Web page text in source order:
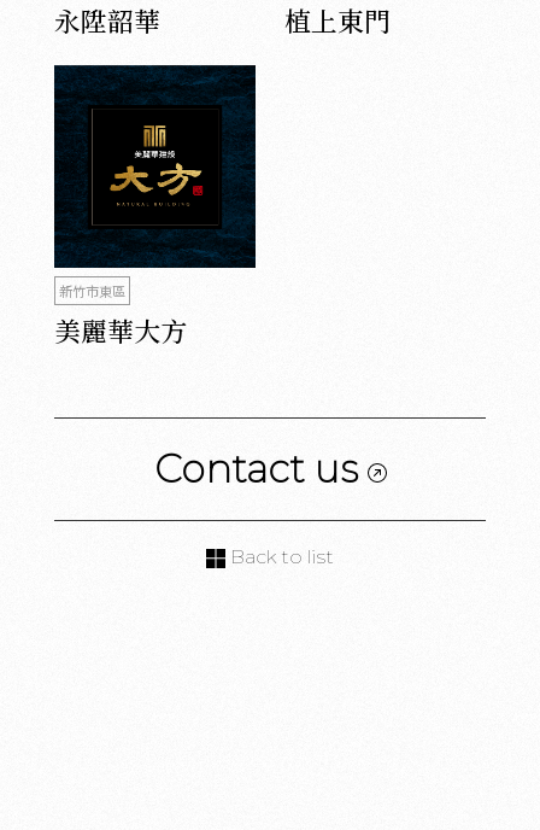
永陞韶華 植上東門
新竹市東區
美麗華大方
Contact us
Back to list